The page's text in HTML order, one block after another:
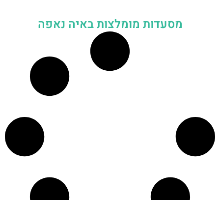
מסעדות מומלצות באיה נאפה